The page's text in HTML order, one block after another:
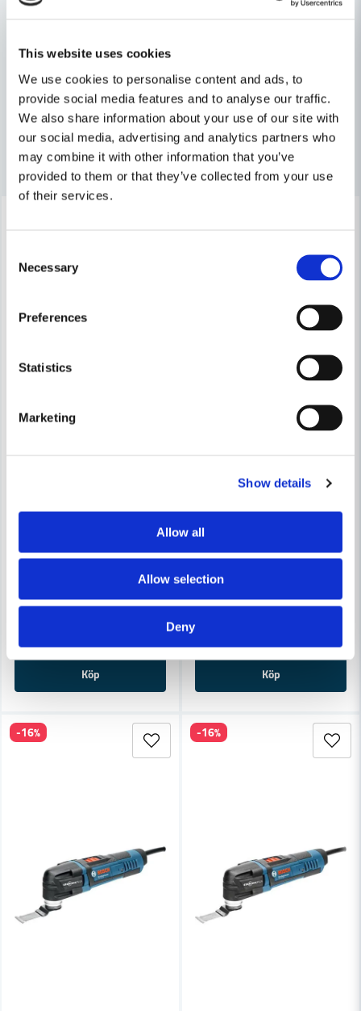
This website uses cookies
We use cookies to personalise content and ads, to
provide social media features and to analyse our traffic.
We also share information about your use of our site with
our social media, advertising and analytics partners who
may combine it with other information that you’ve
provided to them or that they’ve collected from your use
of their services.
Selection
Necessary
Preferences
Statistics
Marketing
Show details
Allow all
Allow selection
Deny
name
Namn
emailMejladress
Relaterade kategorier
Multiverktyg
Eldrivet
Maskin, Laser & Handverktyg
Andra produkter i kategorin
Bosch GOP 55-36 Multimaskin STARLOCK MAX med tbh
8 056 kr
6 781 kr
3-7 arbetsdagar
Köp
Bosch GOP 40-30
5 505 kr
4 634 kr
3-7 arbetsdagar
Köp
-16% -16%